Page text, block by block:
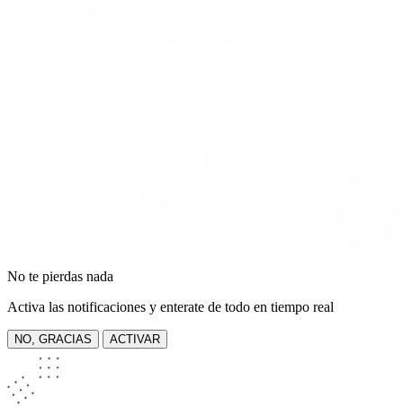
No te pierdas nada
Activa las notificaciones y enterate de todo en tiempo real
NO, GRACIAS ACTIVAR